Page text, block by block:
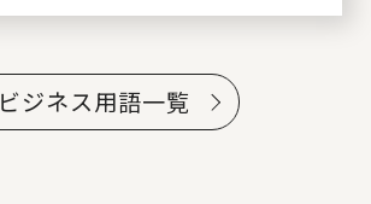
ビジネス用語一覧